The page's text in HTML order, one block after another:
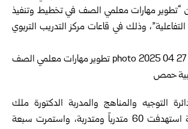
“تطوير مهارات معلمي الصف في تخطيط وتنفيذ
وذلك في قاعات مركز التدريب التربوي
التوجيه والمناهج والمدربة الدكتورة ملك
السباعي، أن الورشة استهدفت 60 متدرباً ومتدربة، واستمرت سبعة